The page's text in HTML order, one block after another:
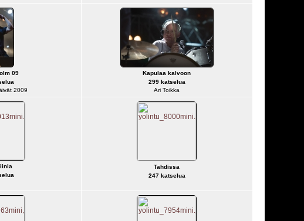
09
2009
Kapulaa kalvoon
299 katselua
Ari Toikka
Tahdissa
247 katselua